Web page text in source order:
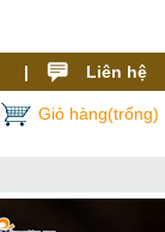
| Liên hệ
Giỏ hàng(trống)